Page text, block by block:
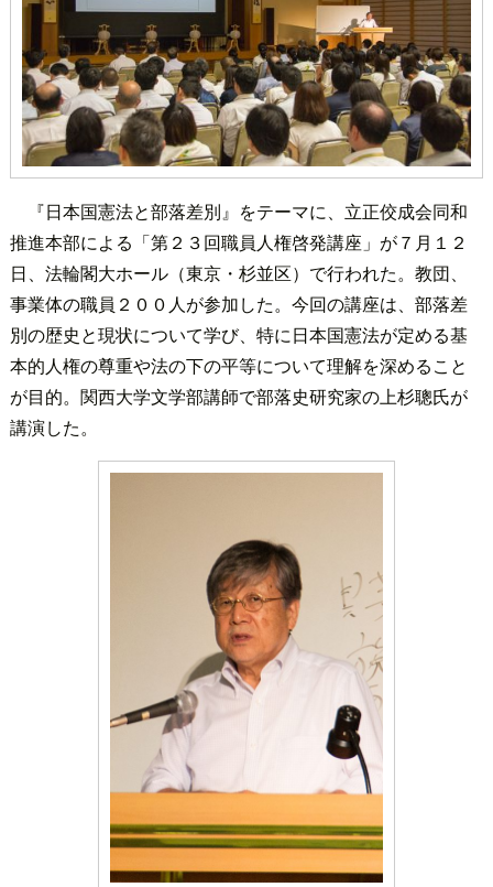
『日本国憲法と部落差別』をテーマに、立正佼成会同和
推進本部による「第２３回職員人権啓発講座」が７月１２
日、法輪閣大ホール（東京・杉並区）で行われた。教団、
事業体の職員２００人が参加した。今回の講座は、部落差
別の歴史と現状について学び、特に日本国憲法が定める基
本的人権の尊重や法の下の平等について理解を深めること
が目的。関西大学文学部講師で部落史研究家の上杉聰氏が
講演した。